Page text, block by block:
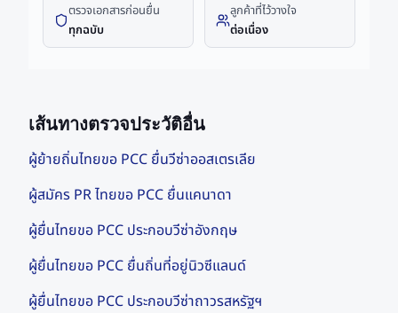
ตรวจเอกสารก่อนยื่น
ทุกฉบับ
ลูกค้าที่ไว้วางใจ
ต่อเนื่อง
เส้นทางตรวจประวัติอื่น
ผู้ย้ายถิ่นไทยขอ PCC ยื่นวีซ่าออสเตรเลีย
ผู้สมัคร PR ไทยขอ PCC ยื่นแคนาดา
ผู้ยื่นไทยขอ PCC ประกอบวีซ่าอังกฤษ
ผู้ยื่นไทยขอ PCC ยื่นถิ่นที่อยู่นิวซีแลนด์
ผู้ยื่นไทยขอ PCC ประกอบวีซ่าถาวรสหรัฐฯ